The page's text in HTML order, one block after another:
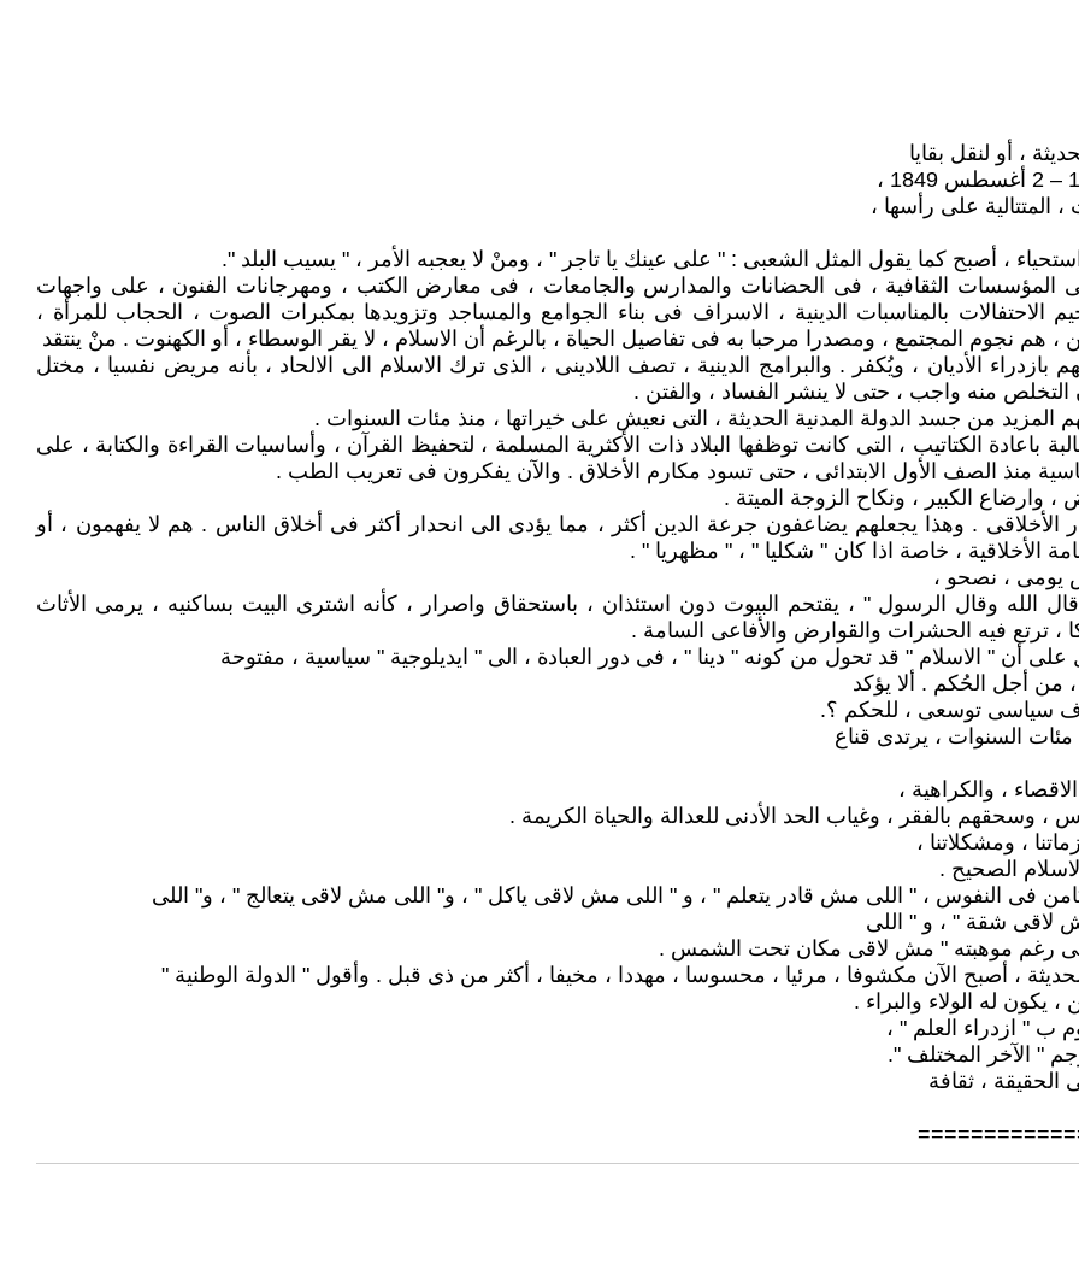
، أو لنقل بقايا
على رأسها ،
، أصبح كما يقول المثل الشعبى : " على عينك يا تاجر " ، ومنْ لا يعجبه الأمر ، " يسيب البلد ".
، فى المؤسسات الثقافية ، فى الحضانات والمدارس والجامعات ، فى معارض الكتب ، ومهرجانات الفنون ، على واجهات
بالمناسبات الدينية ، الاسراف فى بناء الجوامع والمساجد وتزويدها بمكبرات الصوت ، الحجاب للمرأة ،
هم نجوم المجتمع ، ومصدرا مرحبا به فى تفاصيل الحياة ، بالرغم أن الاسلام ، لا يقر الوسطاء ، أو الكهنوت . منْ ينتقد
الأديان ، ويُكفر . والبرامج الدينية ، تصف اللادينى ، الذى ترك الاسلام الى الالحاد ، بأنه مريض نفسيا ، مختل
منه واجب ، حتى لا ينشر الفساد ، والفتن .
المزيد من جسد الدولة المدنية الحديثة ، التى نعيش على خيراتها ، منذ مئات السنوات .
باعادة الكتاتيب ، التى كانت توظفها البلاد ذات الأكثرية المسلمة ، لتحفيظ القرآن ، وأساسيات القراءة والكتابة ، على
منذ الصف الأول الابتدائى ، حتى تسود مكارم الأخلاق . والآن يفكرون فى تعريب الطب .
وارضاع الكبير ، ونكاح الزوجة الميتة .
الأخلاقى . وهذا يجعلهم يضاعفون جرعة الدين أكثر ، مما يؤدى الى انحدار أكثر فى أخلاق الناس . هم لا يفهمون ، أو
الأخلاقية ، خاصة اذا كان " شكليا " ، " مظهريا " .
يومى ، نصحو ،
الله وقال الرسول " ، يقتحم البيوت دون استئذان ، باستحقاق واصرار ، كأنه اشترى البيت بساكنيه ، يرمى الأثاث
، ترتع فيه الحشرات والقوارض والأفاعى السامة .
أن " الاسلام " قد تحول من كونه " دينا " ، فى دور العبادة ، الى " ايديلوجية " سياسية ، مفتوحة
من أجل الحُكم . ألا يؤكد
سياسى توسعى ، للحكم ؟.
السنوات ، يرتدى قناع
، والكراهية ،
وسحقهم بالفقر ، وغياب الحد الأدنى للعدالة والحياة الكريمة .
، ومشكلاتنا ،
الصحيح .
فى النفوس ، " اللى مش قادر يتعلم " ، و " اللى مش لاقى ياكل " ، و" اللى مش لاقى يتعالج " ، و" اللى
لاقى شقة " ، و " اللى
رغم موهبته " مش لاقى مكان تحت الشمس .
الحديثة ، أصبح الآن مكشوفا ، مرئيا ، محسوسا ، مهددا ، مخيفا ، أكثر من ذى قبل . وأقول " الدولة الوطنية "
يكون له الولاء والبراء .
ب " ازدراء العلم " ،
" الآخر المختلف ".
الحقيقة ، ثقافة